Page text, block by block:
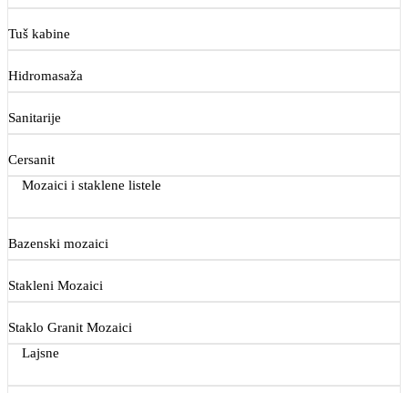
Tuš kabine
Hidromasaža
Sanitarije
Cersanit
Mozaici i staklene listele
Bazenski mozaici
Stakleni Mozaici
Staklo Granit Mozaici
Lajsne